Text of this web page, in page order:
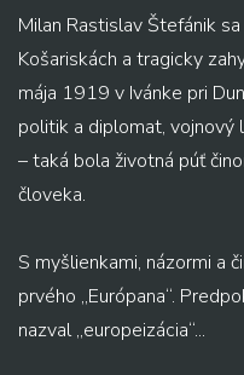
Milan Rastislav Štefánik
Košariskách a tragicky
mája 1919 v Ivánke pri
politik a diplomat, vojnový
– taká bola životná púť
človeka.
S myšlienkami, názormi a
prvého „Európana“.
nazval „europeizácia“...